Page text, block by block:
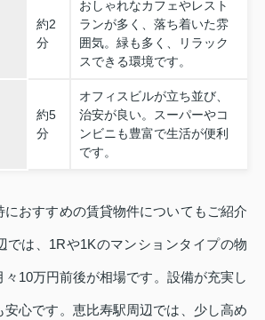
約2
分
おしゃれなカフェやレスト
ランが多く、落ち着いた雰
囲気。緑も多く、リラック
スできる環境です。
約5
分
オフィスビルが立ち並び、
治安が良い。スーパーやコ
ンビニも豊富で生活が便利
です。
におすすめの賃貸物件についてもご紹介
では、1Rや1Kのマンションタイプの物
10万円前後が相場です。設備が充実し
心です。恵比寿駅周辺では、少し高め